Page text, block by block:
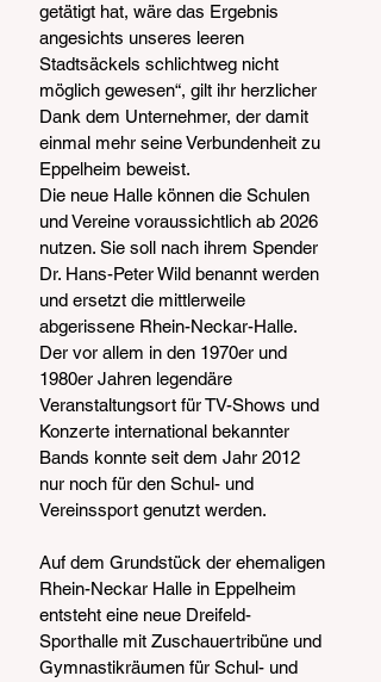
getätigt hat, wäre das Ergebnis
angesichts unseres leeren
Stadtsäckels schlichtweg nicht
möglich gewesen“, gilt ihr herzlicher
Dank dem Unternehmer, der damit
einmal mehr seine Verbundenheit zu
Eppelheim beweist.
Die neue Halle können die Schulen
und Vereine voraussichtlich ab 2026
nutzen. Sie soll nach ihrem Spender
Dr. Hans-Peter Wild benannt werden
und ersetzt die mittlerweile
abgerissene Rhein-Neckar-Halle.
Der vor allem in den 1970er und
1980er Jahren legendäre
Veranstaltungsort für TV-Shows und
Konzerte international bekannter
Bands konnte seit dem Jahr 2012
nur noch für den Schul- und
Vereinssport genutzt werden.
Auf dem Grundstück der ehemaligen
Rhein-Neckar Halle in Eppelheim
entsteht eine neue Dreifeld-
Sporthalle mit Zuschauertribüne und
Gymnastikräumen für Schul- und